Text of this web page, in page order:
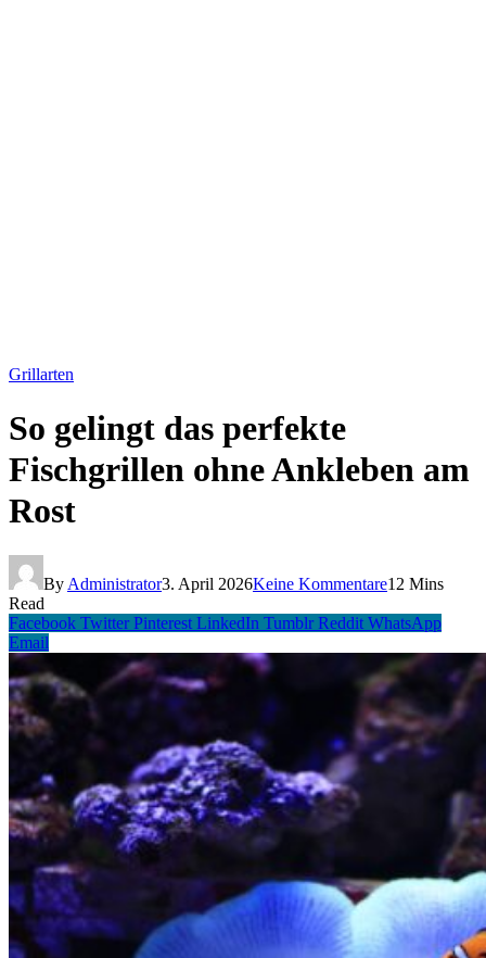
Grillarten
So gelingt das perfekte
Fischgrillen ohne Ankleben am
Rost
By Administrator3. April 2026Keine Kommentare12 Mins
Read
Facebook Twitter Pinterest LinkedIn Tumblr Reddit WhatsApp
Email